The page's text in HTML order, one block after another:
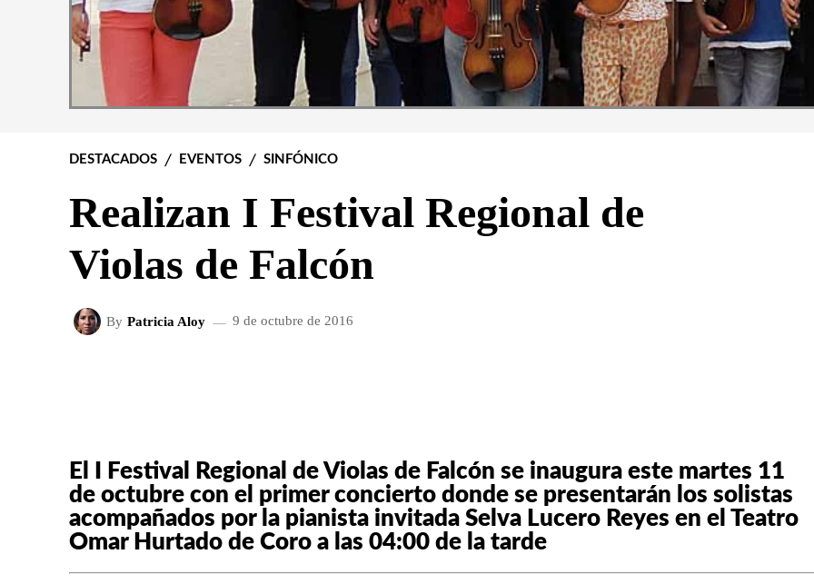
DESTACADOS EVENTOS SINFÓNICO
Realizan I Festival Regional de
Violas de Falcón
By Patricia Aloy 9 de octubre de 2016
El I Festival Regional de Violas de Falcón se inaugura este martes 11
de octubre con el primer concierto donde se presentarán los solistas
acompañados por la pianista invitada Selva Lucero Reyes en el Teatro
Omar Hurtado de Coro a las 04:00 de la tarde